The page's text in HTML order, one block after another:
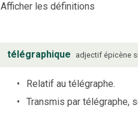
Afficher les définitions
télégraphique adjectif épicène
Relatif au télégraphe.
Transmis par télégraphe,